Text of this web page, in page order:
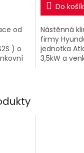
od
) o
Do
Nástěnná
firmy
jednotka
3,5kW a